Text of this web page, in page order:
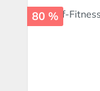
80 %